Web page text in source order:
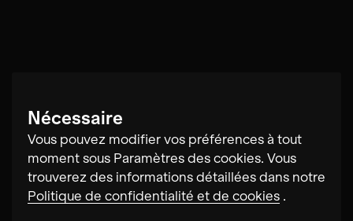
Nécessaire
Vous pouvez modifier vos préférences à tout
moment sous Paramètres des cookies. Vous
trouverez des informations détaillées dans notre
Politique de confidentialité et de cookies .